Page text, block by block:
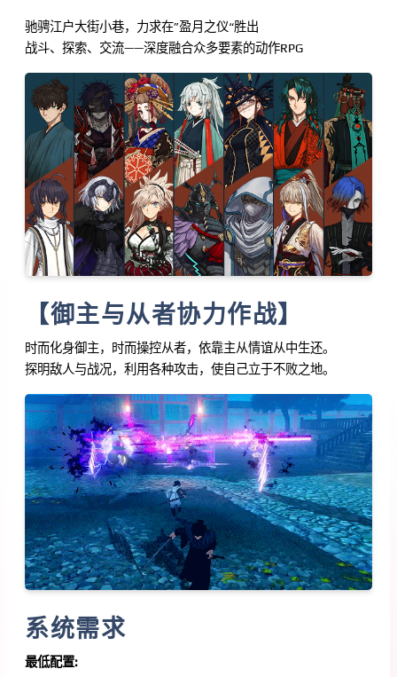
驰骋江户大街小巷，力求在”盈月之仪“胜出
战斗、探索、交流——深度融合众多要素的动作RPG
【御主与从者协力作战】
时而化身御主，时而操控从者，依靠主从情谊从中生还。
探明敌人与战况，利用各种攻击，使自己立于不败之地。
系统需求
最低配置: